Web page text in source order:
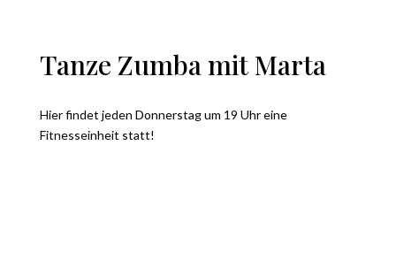
Tanze Zumba mit Marta
Hier findet jeden Donnerstag um 19 Uhr eine
Fitnesseinheit statt!